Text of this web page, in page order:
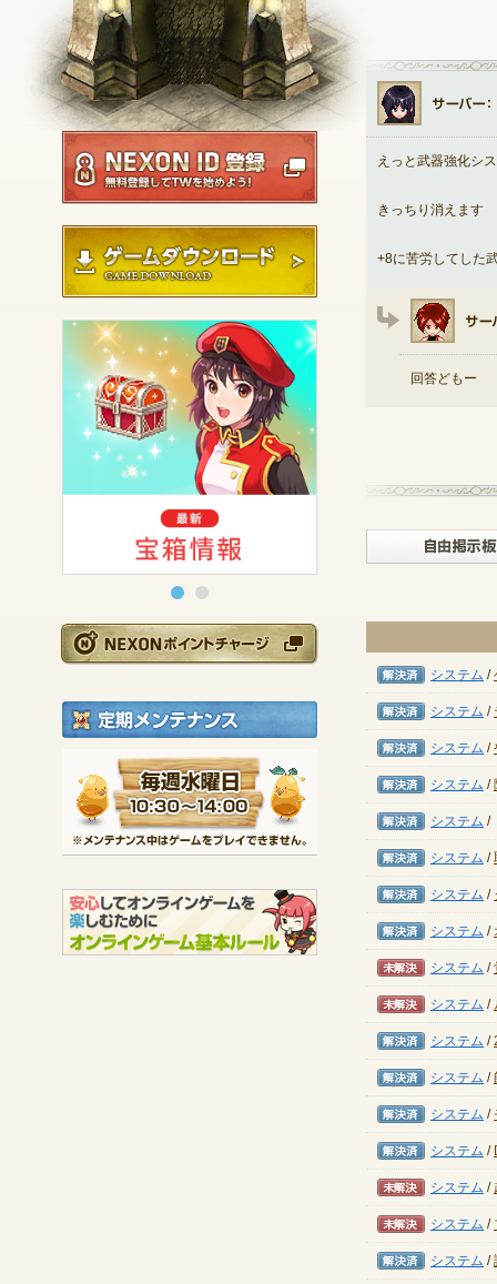
NEXON ID登録
定期メンテナンス
毎週水曜日 10:30
※メンテナンス中は
えっと武器強化シ
きっちり消えます
+8に苦労してした
回答どもー
解決済み
システム /
解決済み
システム /
解決済み
システム /
解決済み
システム /
解決済み
システム /
解決済み
システム /
解決済み
システム /
解決済み
システム /
未解決
システム /
未解決
システム /
解決済み
システム /
解決済み
システム /
解決済み
システム /
解決済み
システム /
未解決
システム /
未解決
システム /
解決済み
システム /